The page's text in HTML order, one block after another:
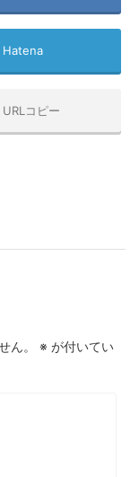
Hatena
URLコピー
ん。 ※ が付いてい